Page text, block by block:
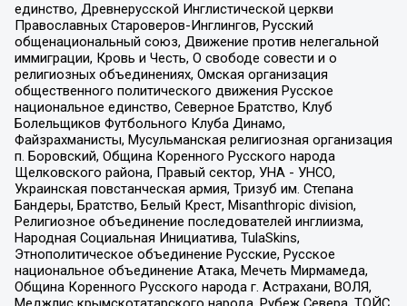
единство, Древнерусской Инглистической церкви
Православных Староверов-Инглингов, Русский
общенациональный союз, Движение против нелегальной
иммиграции, Кровь и Честь, О свободе совести и о
религиозных объединениях, Омская организация
общественного политического движения Русское
национальное единство, Северное Братство, Клуб
Болельщиков Футбольного Клуба Динамо,
Файзрахманисты, Мусульманская религиозная организация
п. Боровский, Община Коренного Русского народа
Щелковского района, Правый сектор, УНА - УНСО,
Украинская повстанческая армия, Тризуб им. Степана
Бандеры, Братство, Белый Крест, Misanthropic division,
Религиозное объединение последователей инглиизма,
Народная Социальная Инициатива, TulaSkins,
Этнополитическое объединение Русские, Русское
национальное объединение Атака, Мечеть Мирмамеда,
Община Коренного Русского народа г. Астрахани, ВОЛЯ,